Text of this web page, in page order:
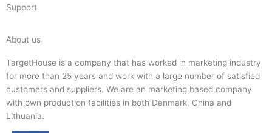
Support
About us
TargetHouse is a company that has worked in marketing industry
for more than 25 years and work with a large number of satisfied
customers and suppliers. We are an marketing based company
with own production facilities in both Denmark, China and
Lithuania.